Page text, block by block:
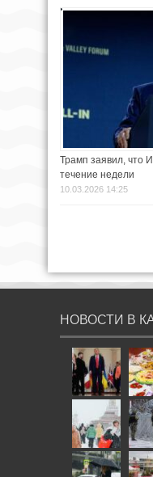
Трамп заявил, что
течение недели
10.03.2026 14:25
НОВОСТИ В